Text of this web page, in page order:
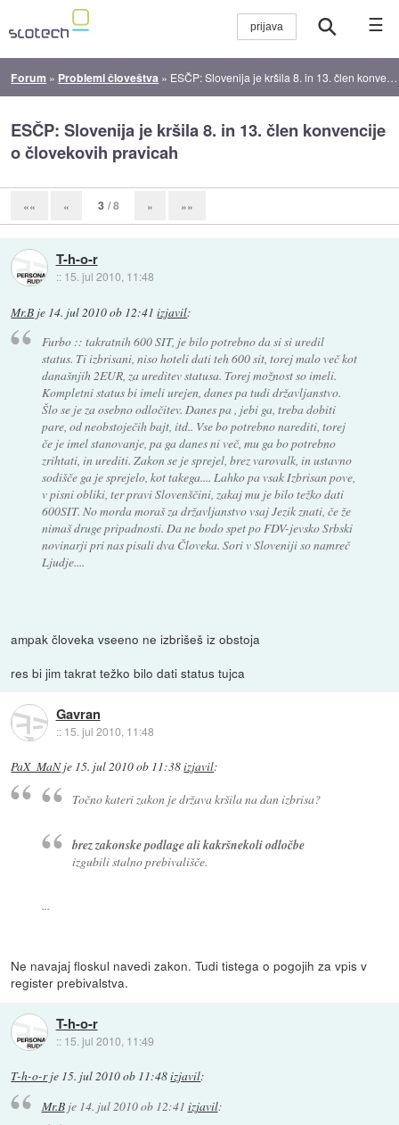
☰
Forum » Problemi človeštva » ESČP: Slovenija je kršila 8. in 13. člen konvencije o človekovih pravicah
ESČP: Slovenija je kršila 8. in 13. člen konvencije
o človekovih pravicah
«« « 3 / 8 » »»
T-h-o-r
:: 15. jul 2010, 11:48
Mr.B je 14. jul 2010 ob 12:41 izjavil:
Furbo :: takratnih 600 SIT, je bilo potrebno da si si uredil
status. Ti izbrisani, niso hoteli dati teh 600 sit, torej malo več kot
današnjih 2EUR, za ureditev statusa. Torej možnost so imeli.
Kompletni status bi imeli urejen, danes pa tudi državljanstvo.
Šlo se je za osebno odločitev. Danes pa , jebi ga, treba dobiti
pare, od neobstoječih bajt, itd.. Vse bo potrebno narediti, torej
če je imel stanovanje, pa ga danes ni več, mu ga bo potrebno
zrihtati, in urediti. Zakon se je sprejel, brez varovalk, in ustavno
sodišče ga je sprejelo, kot takega.... Lahko pa vsak Izbrisan pove,
v pisni obliki, ter pravi Slovenščini, zakaj mu je bilo težko dati
600SIT. No morda moraš za državljanstvo vsaj Jezik znati, če že
nimaš druge pripadnosti. Da ne bodo spet po FDV-jevsko Srbski
novinarji pri nas pisali dva Človeka. Sori v Sloveniji so namreč
Ljudje....
ampak človeka vseeno ne izbrišeš iz obstoja
res bi jim takrat težko bilo dati status tujca
Gavran
:: 15. jul 2010, 11:48
PaX_MaNje 15. jul 2010 ob 11:38izjavil:
Točno kateri zakon je država kršila na dan izbrisa?
brez zakonske podlage ali kakršnekoli odločbe
izgubili stalno prebivališče.
...
Ne navajaj floskul navedi zakon. Tudi tistega o pogojih za vpis v
register prebivalstva.
T-h-o-r
:: 15. jul 2010, 11:49
T-h-o-rje 15. jul 2010 ob 11:48izjavil:
Mr.Bje 14. jul 2010 ob 12:41 izjavil: